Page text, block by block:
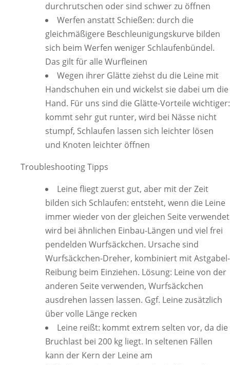
durchrutschen oder sind schwer zu öffnen
Werfen anstatt Schießen: durch die
gleichmäßigere Beschleunigungskurve bilden
sich beim Werfen weniger Schlaufenbündel.
Das gilt für alle Wurfleinen
Wegen ihrer Glätte ziehst du die Leine mit
Handschuhen ein und wickelst sie dabei um die
Hand. Für uns sind die Glätte-Vorteile wichtiger:
kommt sehr gut runter, wird bei Nässe nicht
stumpf, Schlaufen lassen sich leichter lösen
und Knoten leichter öffnen
Troubleshooting Tipps
Leine fliegt zuerst gut, aber mit der Zeit
bilden sich Schlaufen: entsteht, wenn die Leine
immer wieder von der gleichen Seite verwendet
wird bei ähnlichen Einbau-Längen und viel frei
pendelden Wurfsäckchen. Ursache sind
Wurfsäckchen-Dreher, kombiniert mit Astgabel-
Reibung beim Einziehen. Lösung: Leine von der
anderen Seite verwenden, Wurfsäckchen
ausdrehen lassen lassen. Ggf. Leine zusätzlich
über volle Länge recken
Leine reißt: kommt extrem selten vor, da die
Bruchlast bei 200 kg liegt. In seltenen Fällen
kann der Kern der Leine am